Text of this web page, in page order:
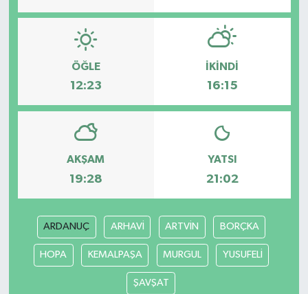
ÖĞLE
12:23
İKINDI
16:15
AKŞAM
19:28
YATSI
21:02
ARDANUÇ ARHAVİ ARTVİN BORÇKA
HOPA KEMALPAŞA MURGUL YUSUFELİ
ŞAVŞAT
Ulusal